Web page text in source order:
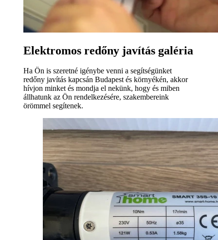
Elektromos redőny javítás galéria
Ha Ön is szeretné igénybe venni a segítségünket
redőny javítás kapcsán Budapest és környékén, akkor
hívjon minket és mondja el nekünk, hogy és miben
állhatunk az Ön rendelkezésére, szakembereink
örömmel segítenek.